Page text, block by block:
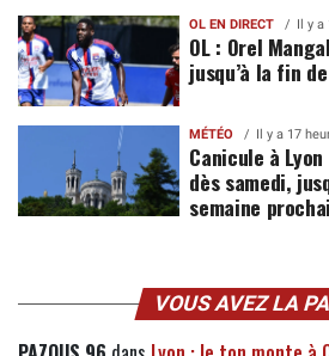
OL EN DIRECT Il y a
OL : Orel
jusqu’à la fin
MÉTÉO Il y a 17
Canicule à
dès samedi,
semaine
VOUS AVEZ LA